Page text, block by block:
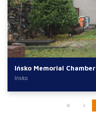
Ińsko Memorial Chamber
Ińsko